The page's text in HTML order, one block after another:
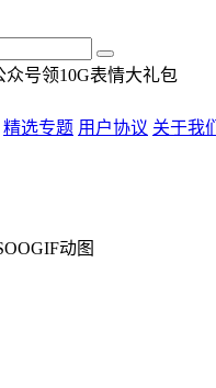
众号领10G表情大礼包
精选专题 用户协议 关于我们
动图